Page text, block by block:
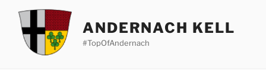
Inhalt
springen
ANDERNACH KELL
#TopOfAndernach